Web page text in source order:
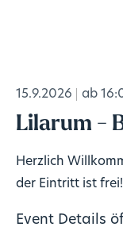
15.9.2026 ab
Lilarum -
Herzlich
der Eintritt ist frei!
Event Details